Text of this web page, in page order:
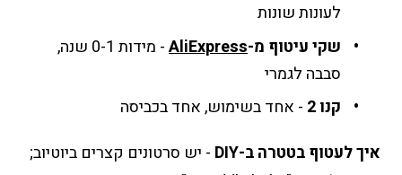
לעונות שונות
שקי עיטוף מ-AliExpress
- מידות 0-1 שנה,
סבבה לגמרי
קנו 2
- אחד בשימוש, אחד בכביסה
איך לעטוף בטטרה ב-DIY
- יש סרטונים קצרים ביוטיוב;